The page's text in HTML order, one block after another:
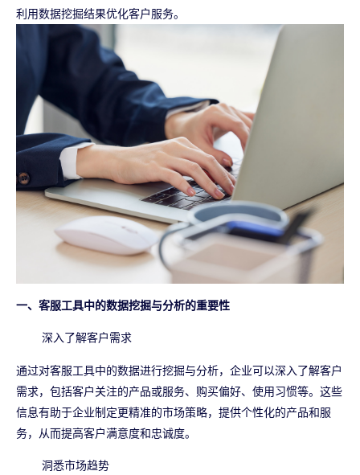
利用数据挖掘结果优化客户服务。
一、客服工具中的数据挖掘与分析的重要性
深入了解客户需求
通过对客服工具中的数据进行挖掘与分析，企业可以深入了解客户
需求，包括客户关注的产品或服务、购买偏好、使用习惯等。这些
信息有助于企业制定更精准的市场策略，提供个性化的产品和服
务，从而提高客户满意度和忠诚度。
洞悉市场趋势